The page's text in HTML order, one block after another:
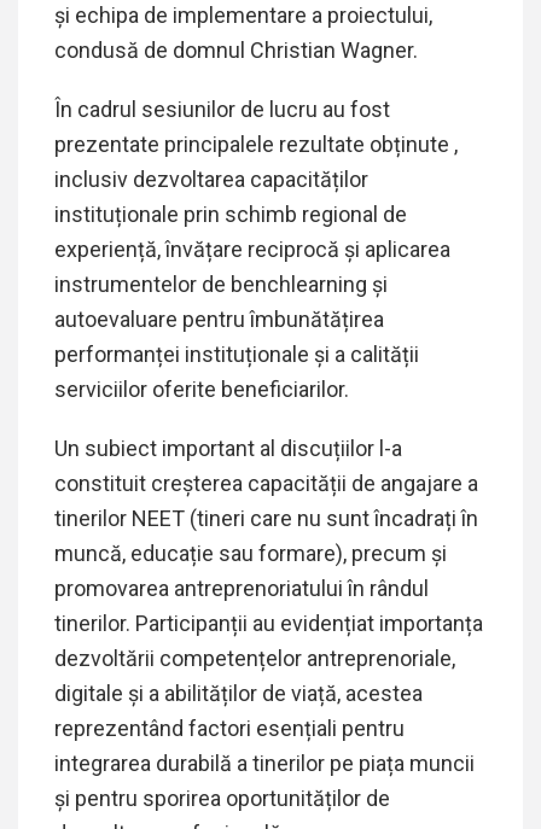
și echipa de implementare a proiectului,
condusă de domnul Christian Wagner.
În cadrul sesiunilor de lucru au fost
prezentate principalele rezultate obținute ,
inclusiv dezvoltarea capacităților
instituționale prin schimb regional de
experiență, învățare reciprocă și aplicarea
instrumentelor de benchlearning și
autoevaluare pentru îmbunătățirea
performanței instituționale și a calității
serviciilor oferite beneficiarilor.
Un subiect important al discuțiilor l-a
constituit creșterea capacității de angajare a
tinerilor NEET (tineri care nu sunt încadrați în
muncă, educație sau formare), precum și
promovarea antreprenoriatului în rândul
tinerilor. Participanții au evidențiat importanța
dezvoltării competențelor antreprenoriale,
digitale și a abilităților de viață, acestea
reprezentând factori esențiali pentru
integrarea durabilă a tinerilor pe piața muncii
și pentru sporirea oportunităților de